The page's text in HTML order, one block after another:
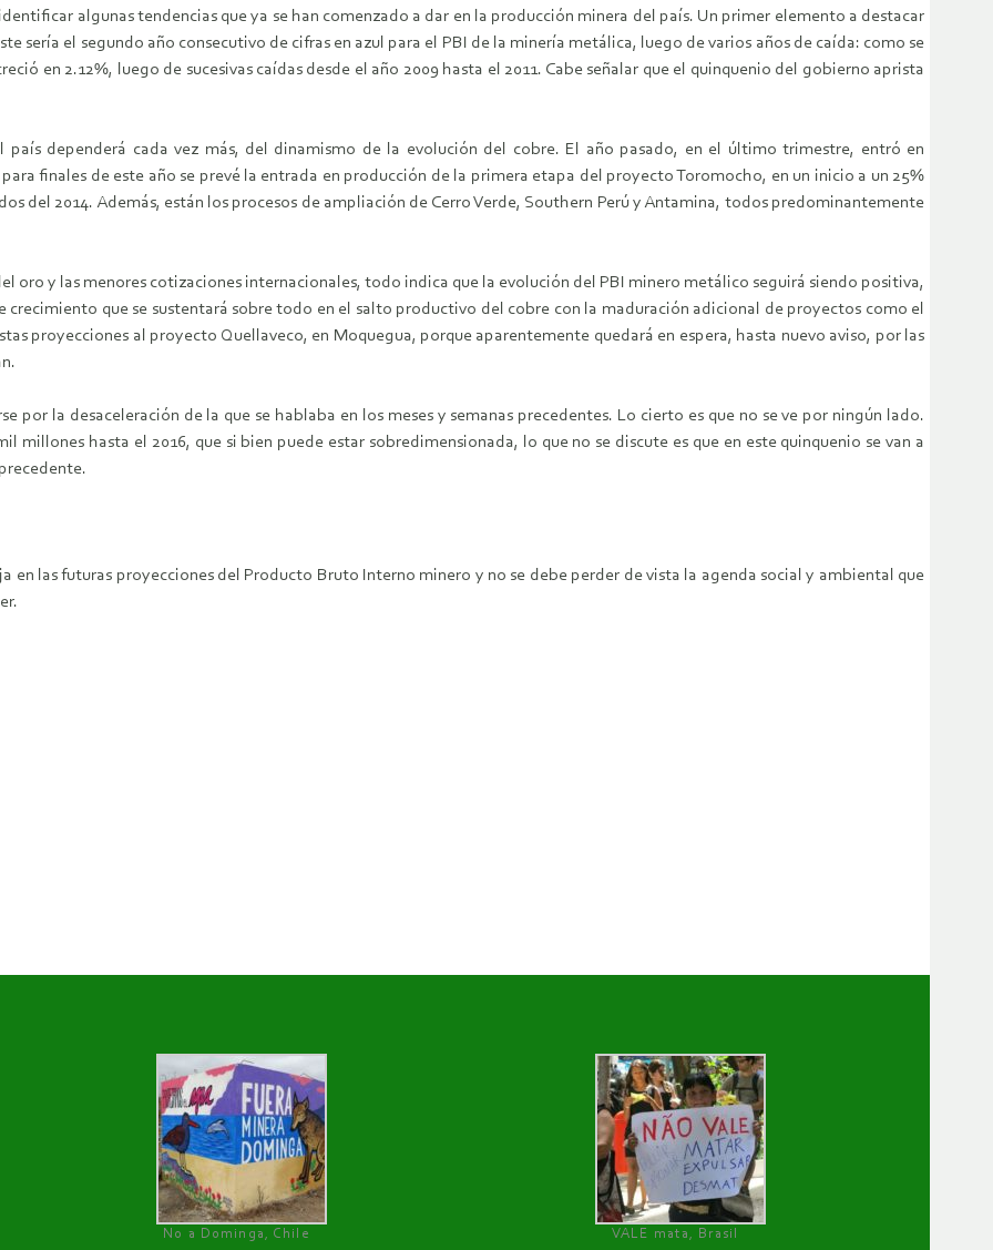
algunas tendencias que ya se han comenzado a dar en la producción minera del país. Un primer elemento a destacar
sería el segundo año consecutivo de cifras en azul para el PBI de la minería metálica, luego de varios años de caída: como se
en 2.12%, luego de sucesivas caídas desde el año 2009 hasta el 2011. Cabe señalar que el quinquenio del gobierno aprista
dependerá cada vez más, del dinamismo de la evolución del cobre. El año pasado, en el último trimestre, entró en
finales de este año se prevé la entrada en producción de la primera etapa del proyecto Toromocho, en un inicio a un 25%
del 2014. Además, están los procesos de ampliación de Cerro Verde, Southern Perú y Antamina, todos predominantemente
oro y las menores cotizaciones internacionales, todo indica que la evolución del PBI minero metálico seguirá siendo positiva,
crecimiento que se sustentará sobre todo en el salto productivo del cobre con la maduración adicional de proyectos como el
proyecciones al proyecto Quellaveco, en Moquegua, porque aparentemente quedará en espera, hasta nuevo aviso, por las
por la desaceleración de la que se hablaba en los meses y semanas precedentes. Lo cierto es que no se ve por ningún lado.
millones hasta el 2016, que si bien puede estar sobredimensionada, lo que no se discute es que en este quinquenio se van a
en las futuras proyecciones del Producto Bruto Interno minero y no se debe perder de vista la agenda social y ambiental que
No a Dominga, Chile
VALE mata, Brasil